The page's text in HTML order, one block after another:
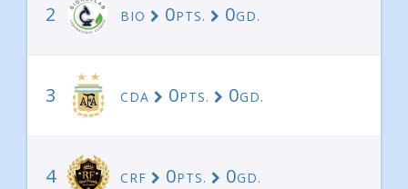
2 BIO 0PTS. 0GD.
3 CDA 0PTS. 0GD.
4 CRF 0PTS. 0GD.